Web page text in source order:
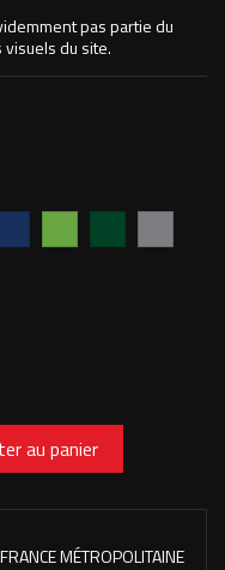
pas partie du
du site.
pommeforêt
au panier
MÉTROPOLITAINE